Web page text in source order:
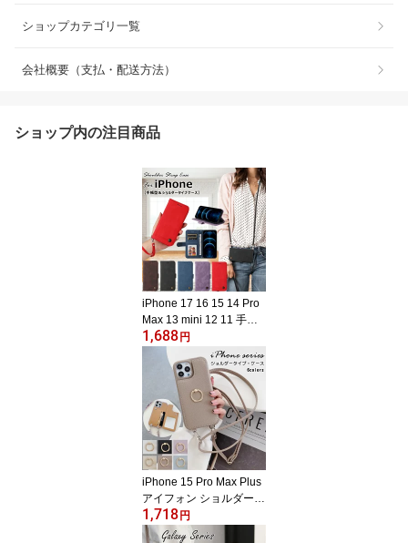
ショップカテゴリ一覧
会社概要（支払・配送方法）
ショップ内の注目商品
iPhone 17 16 15 14 Pro
Max 13 mini 12 11 手帳
型 ケース 16pro 17pro 1
5pro 13pro 12pro ショル
ダー アイフォン x xsmax
xr xs ショルダータイプ s
e 第 2 3 世代 iPhone14 i
Phone16e 2025 可愛い
ショルダーストラップ 11
pro se2 se3 スマホショ
ルダー iphone16 カバー
1,688 円
iPhone 15 Pro Max Plus
アイフォン ショルダー i
Phone13 iPhone12 リン
グ付き iPhone16 17 ケー
1,718 円